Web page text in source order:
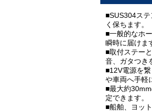
■SUS304ス
く保ちます。
■一般的なホ
瞬時に届けま
■取付ステー
音、ガタつき
■12V電源を
や車両へ手軽
■最大約
定できます。
■船舶、ヨッ